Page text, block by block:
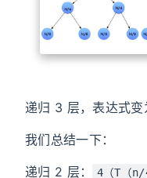
递归 3 层，表达式变
我们总结一下：
递归 2 层： 4（T（